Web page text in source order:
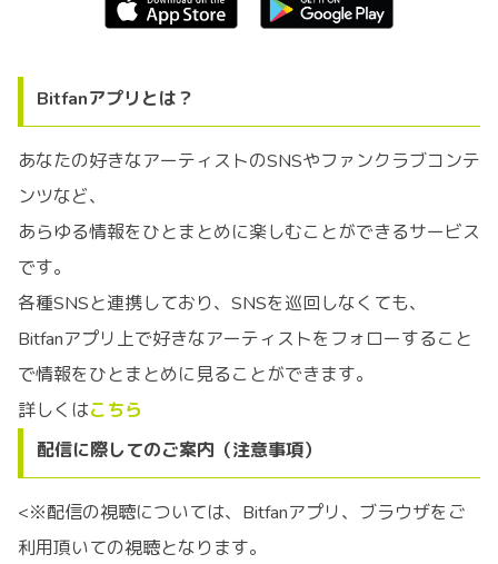
Bitfanアプリとは？
あなたの好きなアーティストのSNSやファンクラブコンテ
ンツなど、
あらゆる情報をひとまとめに楽しむことができるサービス
です。
各種SNSと連携しており、SNSを巡回しなくても、
Bitfanアプリ上で好きなアーティストをフォローすること
で情報をひとまとめに見ることができます。
詳しくはこちら
配信に際してのご案内（注意事項）
<※配信の視聴については、Bitfanアプリ、ブラウザをご
利用頂いての視聴となります。